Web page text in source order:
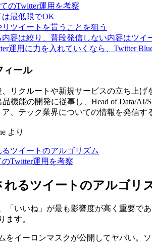
のTwitter運用を考察
は最低限でOK
ツイートを貰うことを狙う
容は絞り、普段発信しない内容はツイ
運用に力を入れていくなら、Twitter
ィール
リクルートや新規サービスの立ち上
機能の開発に従事し、Head of Data/
、テック業界についての情報を発信す
より
ツイートのアルゴリズム
Twitter運用を考察
れるツイートのアルゴリ
「いいね」が最も影響度が高く重要で
ます。
をイーロンマスクが公開してヤバい。